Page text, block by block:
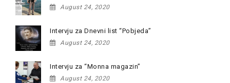
August 24, 2020
Intervju za Dnevni list “Pobjeda”
August 24, 2020
Intervju za “Monna magazin”
August 24, 2020